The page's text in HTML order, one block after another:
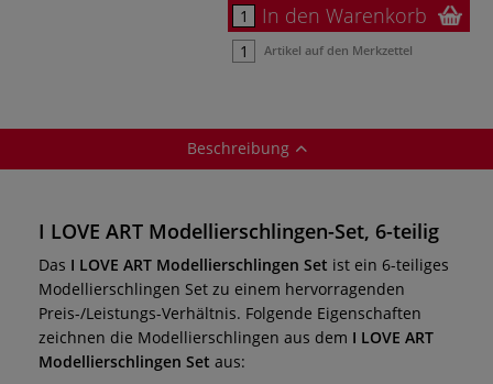
In den Warenkorb
Artikel auf den Merkzettel
Beschreibung
I LOVE ART Modellierschlingen-Set, 6-teilig
Das I LOVE ART Modellierschlingen Set ist ein 6-teiliges
Modellierschlingen Set zu einem hervorragenden
Preis-/Leistungs-Verhältnis. Folgende Eigenschaften
zeichnen die Modellierschlingen aus dem I LOVE ART
Modellierschlingen Set aus: